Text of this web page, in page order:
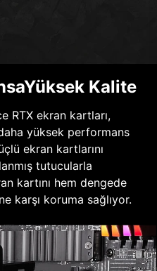
Kalite
RTX ekran kartları,
yüksek performans
ekran kartlarını
tutucularla
kartını hem dengede
karşı koruma sağlıyor.